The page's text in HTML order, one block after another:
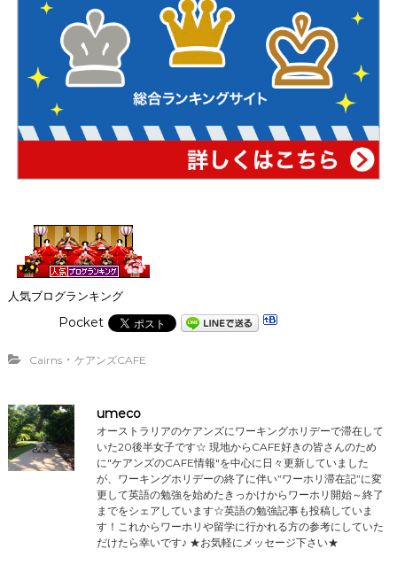
人気ブログランキング
Pocket
Cairns・ ケアンズCAFE
umeco
オーストラリアのケアンズにワーキングホリデーで滞在して
いた20後半女子です☆ 現地からCAFE好きの皆さんのため
に"ケアンズのCAFE情報"を中心に日々更新していました
が、ワーキングホリデーの終了に伴い”ワーホリ滞在記”に変
更して英語の勉強を始めたきっかけからワーホリ開始～終了
までをシェアしています☆英語の勉強記事も投稿していま
す！これからワーホリや留学に行かれる方の参考にしていた
だけたら幸いです♪ ★お気軽にメッセージ下さい★